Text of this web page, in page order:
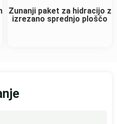
Zunanji paket za hidracijo z
izrezano sprednjo ploščo